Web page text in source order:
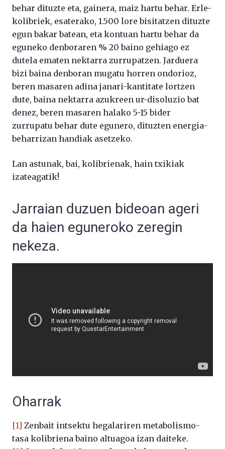
behar dituzte eta, gainera, maiz hartu behar. Erle-
kolibriek, esaterako, 1.500 lore bisitatzen dituzte
egun bakar batean, eta kontuan hartu behar da
eguneko denboraren % 20 baino gehiago ez
dutela ematen nektarra zurrupatzen. Jarduera
bizi baina denboran mugatu horren ondorioz,
beren masaren adina janari-kantitate lortzen
dute, baina nektarra azukreen ur-disoluzio bat
denez, beren masaren halako 5-15 bider
zurrupatu behar dute egunero, dituzten energia-
beharrizan handiak asetzeko.
Lan astunak, bai, kolibrienak, hain txikiak
izateagatik!
Jarraian duzuen bideoan ageri
da haien eguneroko zeregin
nekeza.
Oharrak
[1] Zenbait intsektu hegalariren metabolismo-
tasa kolibriena baino altuagoa izan daiteke.